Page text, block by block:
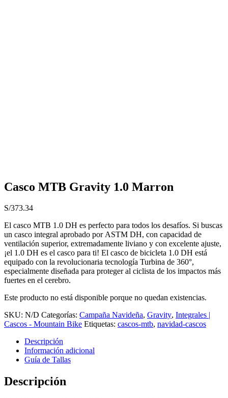
Casco MTB Gravity 1.0 Marron
S/373.34
El casco MTB 1.0 DH es perfecto para todos los desafíos. Si buscas
un casco integral aprobado por ASTM DH, con capacidad de
ventilación superior, extremadamente liviano y con excelente ajuste,
¡el 1.0 DH es el casco para ti! El casco de bicicleta 1.0 DH está
equipado con la revolucionaria tecnología Turbina de 360°,
especialmente diseñada para proteger al ciclista de los impactos más
fuertes en el cerebro.
Este producto no está disponible porque no quedan existencias.
SKU: N/D Categorías: Campaña Navideña, Gravity, Integrales |
Cascos - Mountain Bike Etiquetas: cascos-mtb, navidad-cascos
Descripción
Información adicional
Guía de Tallas
Descripción